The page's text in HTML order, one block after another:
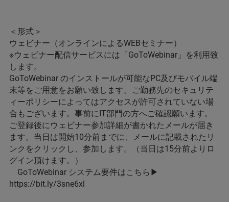
＜形式＞
ウェビナー（オンラインによるWEBセミナー）
※ウェビナー配信サービスには「GoToWebinar」を利用致
します。
GoToWebinar のインストールが可能なPC及びモバイル端
末等をご用意をお願い致します。ご勤務先のセキュリテ
ィーポリシーによってはアクセスが許可されていない場
合もございます。事前にIT部門の方へご確認願います。
ご登録後にウェビナー参加詳細が書かれたメールが届き
ます。当日は開始10分前までに、メールに記載されたリ
ンクをクリックし、参加します。（当日は15分前よりロ
グイン頂けます。）
GoToWebinar システム要件はこちら▶
https://bit.ly/3sne6xl